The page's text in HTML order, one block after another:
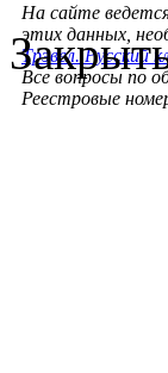
На сайте
этих данных,
Трэвел. Русский
Все вопросы по
Реестровые